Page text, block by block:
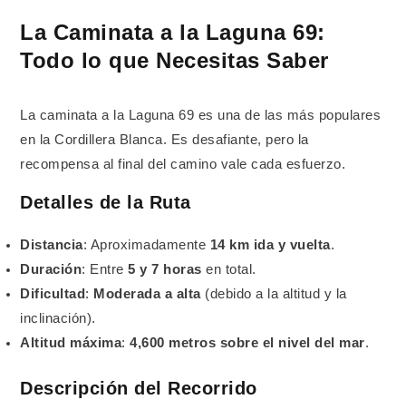
La Caminata a la Laguna 69:
Todo lo que Necesitas Saber
La caminata a la Laguna 69 es una de las más populares
en la Cordillera Blanca. Es desafiante, pero la
recompensa al final del camino vale cada esfuerzo.
Detalles de la Ruta
Distancia: Aproximadamente 14 km ida y vuelta.
Duración: Entre5 y 7 horas en total.
Dificultad: Moderada a alta(debido a la altitud y la
inclinación).
Altitud máxima:4,600 metros sobre el nivel del mar.
Descripción del Recorrido